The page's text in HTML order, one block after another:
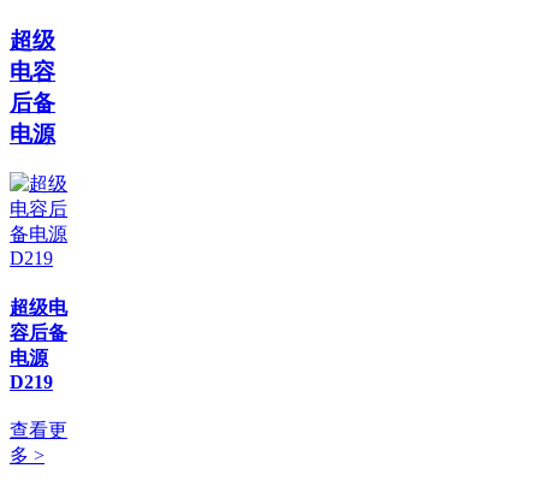
超级
电容
后备
电源
超级电
容后备
电源
D219
查看更
多 >